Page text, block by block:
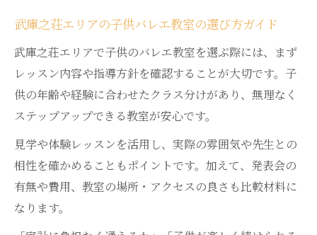
武庫之荘エリアの子供バレエ教室の選び方ガイド
武庫之荘エリアで子供のバレエ教室を選ぶ際には、まず
レッスン内容や指導方針を確認することが大切です。子
供の年齢や経験に合わせたクラス分けがあり、無理なく
ステップアップできる教室が安心です。
見学や体験レッスンを活用し、実際の雰囲気や先生との
相性を確かめることもポイントです。加えて、発表会の
有無や費用、教室の場所・アクセスの良さも比較材料に
なります。